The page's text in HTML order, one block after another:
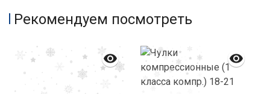
Рекомендуем посмотреть